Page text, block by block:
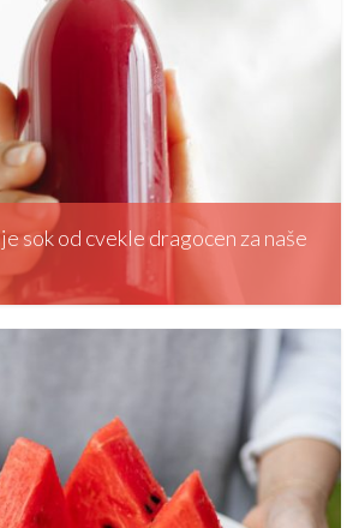
sok od cvekle dragocen za naše
2024